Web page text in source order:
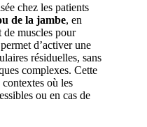
chez les patients
de la jambe, en
de muscles pour
d’activer une
résiduelles, sans
complexes. Cette
où les
ou en cas de